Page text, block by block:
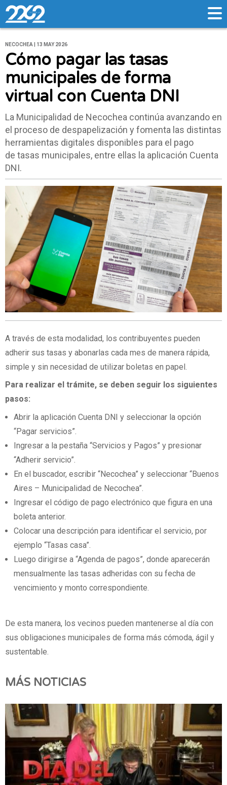
NECOCHEA | 13 MAY 2026
Cómo pagar las tasas
municipales de forma
virtual con Cuenta DNI
La Municipalidad de Necochea continúa avanzando en
el proceso de despapelización y fomenta las distintas
herramientas digitales disponibles para el pago
de tasas municipales, entre ellas la aplicación Cuenta
DNI.
A través de esta modalidad, los contribuyentes pueden
adherir sus tasas y abonarlas cada mes de manera rápida,
simple y sin necesidad de utilizar boletas en papel.
Para realizar el trámite, se deben seguir los siguientes
pasos:
Abrir la aplicación Cuenta DNI y seleccionar la opción
“Pagar servicios”.
Ingresar a la pestaña “Servicios y Pagos” y presionar
“Adherir servicio”.
En el buscador, escribir “Necochea” y seleccionar “Buenos
Aires – Municipalidad de Necochea”.
Ingresar el código de pago electrónico que figura en una
boleta anterior.
Colocar una descripción para identificar el servicio, por
ejemplo “Tasas casa”.
Luego dirigirse a “Agenda de pagos”, donde aparecerán
mensualmente las tasas adheridas con su fecha de
vencimiento y monto correspondiente.
De esta manera, los vecinos pueden mantenerse al día con
sus obligaciones municipales de forma más cómoda, ágil y
sustentable.
MÁS NOTICIAS